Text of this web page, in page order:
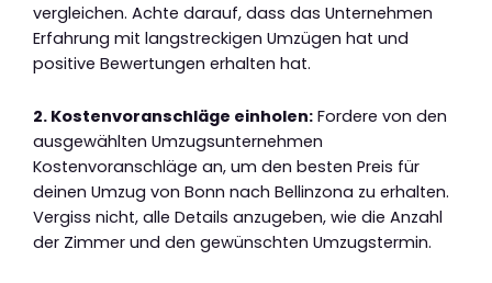
vergleichen. Achte darauf, dass das Unternehmen
Erfahrung mit langstreckigen Umzügen hat und
positive Bewertungen erhalten hat.
2. Kostenvoranschläge einholen: Fordere von den
ausgewählten Umzugsunternehmen
Kostenvoranschläge an, um den besten Preis für
deinen Umzug von Bonn nach Bellinzona zu erhalten.
Vergiss nicht, alle Details anzugeben, wie die Anzahl
der Zimmer und den gewünschten Umzugstermin.